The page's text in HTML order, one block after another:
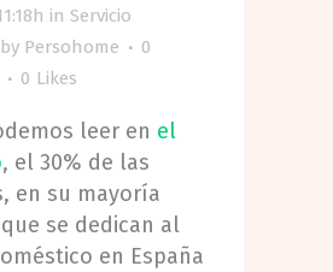
in Servicio
by Persohome
0
0 Likes
leer en el
, el 30% de las
en su mayoría
se dedican al
en España